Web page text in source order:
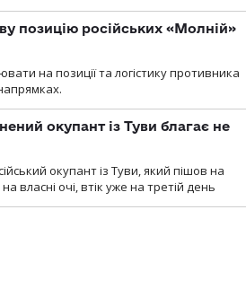
позицію російських «Молній»
на позиції та логістику противника
окупант із Туви благає не
окупант із Туви, який пішов на
власні очі, втік уже на третій день